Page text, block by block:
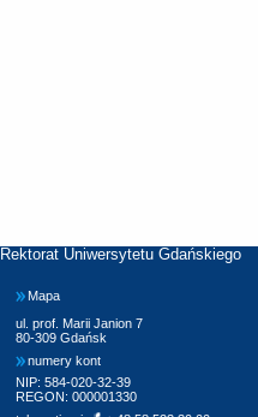
Rektorat Uniwersytetu Gdańskiego
Mapa
ul. prof. Marii Janion 7
80-309 Gdańsk
numery kont
NIP: 584-020-32-39
REGON: 000001330